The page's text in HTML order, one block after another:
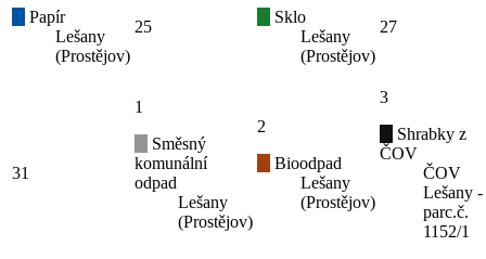
Papír
Lešany
(Prostějov)
25
Sklo
Lešany
(Prostějov)
27
31
1
Směsný
komunální
odpad
Lešany
(Prostějov)
2
Bioodpad
Lešany
(Prostějov)
3
Shrabky z
ČOV
ČOV
Lešany -
parc.č.
1152/1